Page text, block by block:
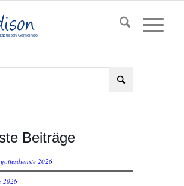
ptisten Gemeinde
Beiträge
2026
2026